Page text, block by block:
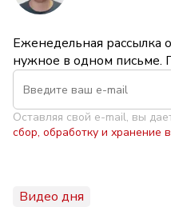
Еженедельная рассылка
нужное в одном письме.
Оставляя свой e-mail, вы
сбор, обработку и
Видео дня